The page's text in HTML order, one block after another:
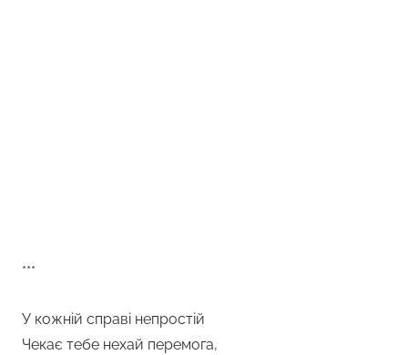
***
У кожній справі непростій
Чекає тебе нехай перемога,